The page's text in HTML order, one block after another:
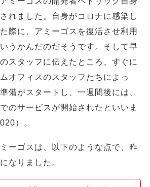
れました。自身がコロナに感染し
際に、アミーゴスを復活させ利用
うかんだのだそうです。そして早
スタッフに伝えたところ、すぐに
オフィスのスタッフたちによっ
備がスタートし、一週間後には、
のサービスが開始されたといいま
）。
ーゴスは、以下のような点で、昨
なりました。